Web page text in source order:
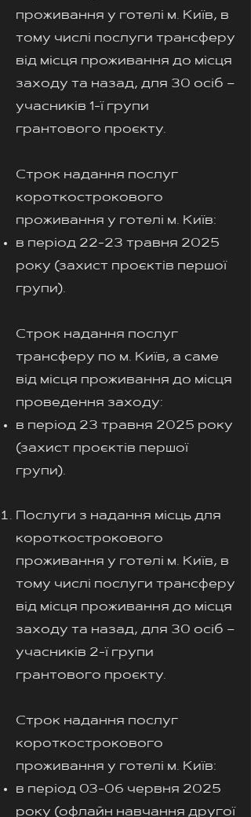
проживання у готелі м. Київ, в
тому числі послуги трансферу
від місця проживання до місця
заходу та назад, для 30 осіб –
учасників 1-ї групи
грантового проєкту.
Строк надання послуг
короткострокового
проживання у готелі м. Київ:
в період 22-23 травня 2025
року (захист проєктів першої
групи).
Строк надання послуг
трансферу по м. Київ, а саме
від місця проживання до місця
проведення заходу:
в період 23 травня 2025 року
(захист проєктів першої
групи).
Послуги з надання місць для
короткострокового
проживання у готелі м. Київ, в
тому числі послуги трансферу
від місця проживання до місця
заходу та назад, для 30 осіб –
учасників 2-ї групи
грантового проєкту.
Строк надання послуг
короткострокового
проживання у готелі м. Київ:
в період 03-06 червня 2025
року (офлайн навчання другої